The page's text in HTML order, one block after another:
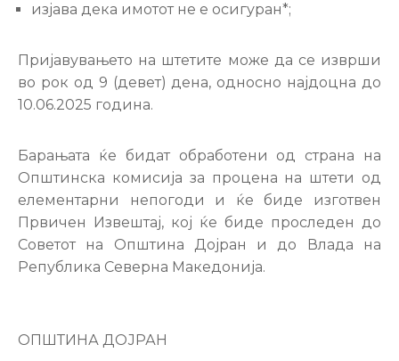
изјава дека имотот не е осигуран*;
Пријавувањето на штетите може да се изврши
во рок од 9 (девет) дена, односно најдоцна до
10.06.2025 година.
Барањата ќе бидат обработени од страна на
Општинска комисија за процена на штети од
елементарни непогоди и ќе биде изготвен
Првичен Извештај, кој ќе биде проследен до
Советот на Општина Дојран и до Влада на
Република Северна Македонија.
ОПШТИНА ДОЈРАН